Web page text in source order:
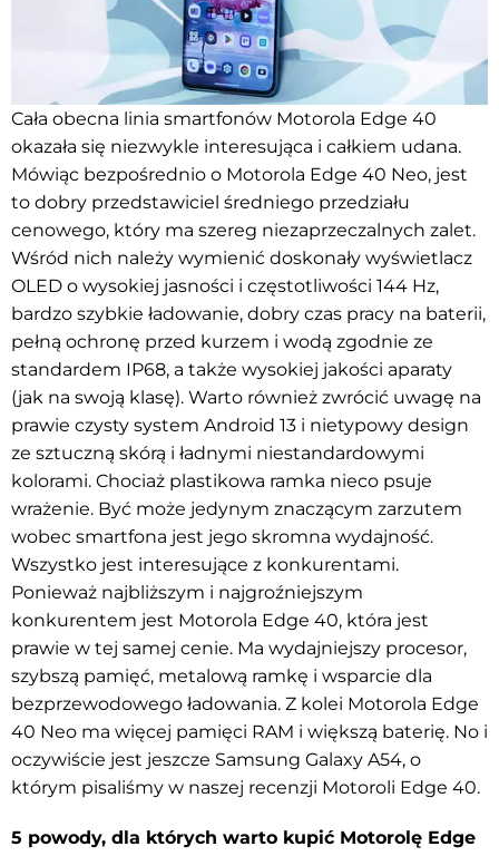
Cała obecna linia smartfonów Motorola Edge 40
okazała się niezwykle interesująca i całkiem udana.
Mówiąc bezpośrednio o Motorola Edge 40 Neo, jest
to dobry przedstawiciel średniego przedziału
cenowego, który ma szereg niezaprzeczalnych zalet.
Wśród nich należy wymienić doskonały wyświetlacz
OLED o wysokiej jasności i częstotliwości 144 Hz,
bardzo szybkie ładowanie, dobry czas pracy na baterii,
pełną ochronę przed kurzem i wodą zgodnie ze
standardem IP68, a także wysokiej jakości aparaty
(jak na swoją klasę). Warto również zwrócić uwagę na
prawie czysty system Android 13 i nietypowy design
ze sztuczną skórą i ładnymi niestandardowymi
kolorami. Chociaż plastikowa ramka nieco psuje
wrażenie. Być może jedynym znaczącym zarzutem
wobec smartfona jest jego skromna wydajność.
Wszystko jest interesujące z konkurentami.
Ponieważ najbliższym i najgroźniejszym
konkurentem jest Motorola Edge 40, która jest
prawie w tej samej cenie. Ma wydajniejszy procesor,
szybszą pamięć, metalową ramkę i wsparcie dla
bezprzewodowego ładowania. Z kolei Motorola Edge
40 Neo ma więcej pamięci RAM i większą baterię. No i
oczywiście jest jeszcze Samsung Galaxy A54, o
którym pisaliśmy w naszej recenzji Motoroli Edge 40.
5 powody, dla których warto kupić Motorolę Edge